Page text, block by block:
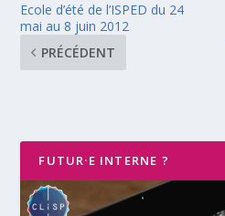
Ecole d’été de l’ISPED du 24
mai au 8 juin 2012
PRÉCÉDENT
FUTUR·E INTERNE ?